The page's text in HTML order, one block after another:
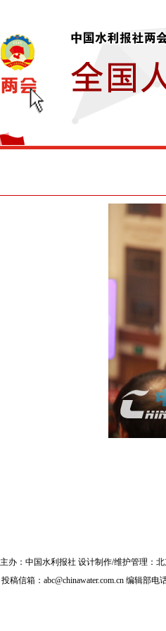
主办： 中国水利报社 设计制作/维护管理：
投稿信箱： abc@chinawater.com.cn编辑部电话